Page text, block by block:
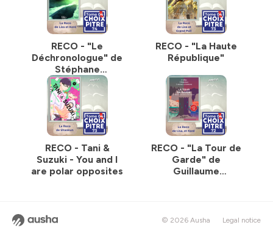
RECO - "Le
Déchronologue" de
Stéphane
Beauverger
RECO - "La Haute
République"
RECO - Tani &
Suzuki - You and I
are polar opposites
RECO - "La Tour de
Garde" de
Guillaume
© 2026 Ausha Legal notice